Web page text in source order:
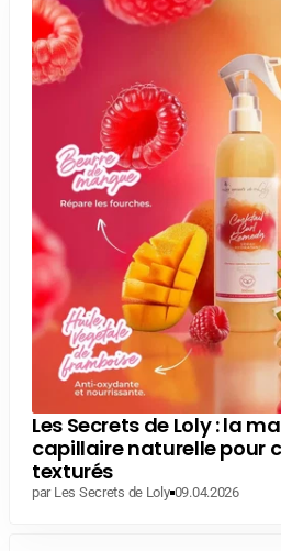
Les Secrets de Loly : la
capillaire naturelle pour
texturés
par Les Secrets de Loly 09.04.2026